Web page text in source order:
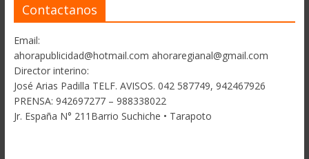
Contactanos
Email:
ahorapublicidad@hotmail.com ahoraregianal@gmail.com
Director interino:
José Arias Padilla TELF. AVISOS. 042 587749, 942467926
PRENSA: 942697277 – 988338022
Jr. España N° 211Barrio Suchiche • Tarapoto